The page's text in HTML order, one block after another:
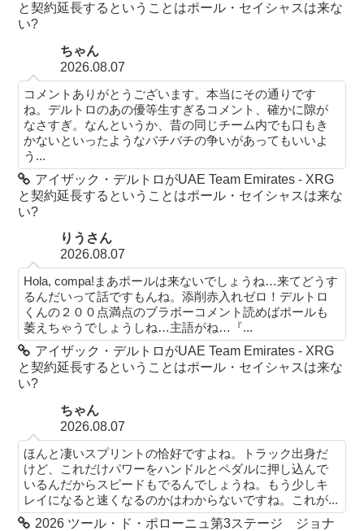
と契約延長するということはポール・セイシャスは来な
い?
ちゃん
2026.08.07
コメントありがとうございます。本当にその通りです
ね。デルトロのあの優等生すぎるコメント、確かに隙が
なさすぎ。なんというか、昔の同じチーム内でも口もき
かないといったようなバチバチの争いがあってもいいよ
う...
アイザック・デルトロがUAE Team Emirates - XRG
と契約延長するということはポール・セイシャスは来な
い?
りうさん
2026.08.07
Hola, compa!まあポールは来ないでしょうね…来てどうす
るんだいって話ですもんね。添削赤入れゼロ！デルトロ
くんの２００点満点のブラボーコメント読めばポールも
萎えちゃうでしょうしね…主語がね…『...
アイザック・デルトロがUAE Team Emirates - XRG
と契約延長するということはポール・セイシャスは来な
い?
ちゃん
2026.08.07
ほんと凄いスプリントの恰好ですよね。トラック出身だ
けど、これだけパワーをハンドルとペダルに押し込んで
いるんだからスピードもでるんでしょうね。もう少しキ
レイになると速くなるのかはわからないですね。これが...
2026 ツール・ド・ポローニュ第3ステージ ジョナ